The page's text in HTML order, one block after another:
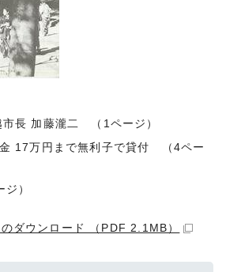
長 加藤瀧二 （1ページ）
17万円まで無利子で貸付 （4ペー
）
ダウンロード （PDF 2.1MB）